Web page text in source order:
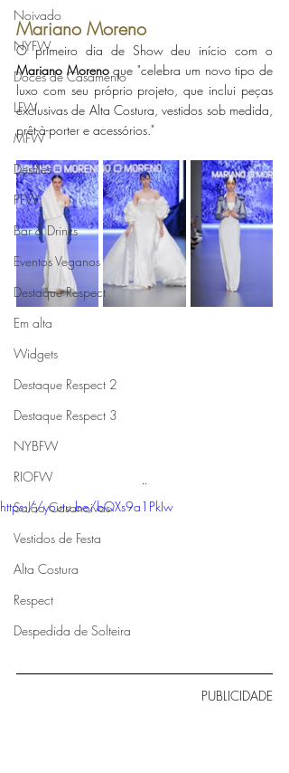
Noivado
NYFW
Doces de Casamento
LFW
MFW
Desfiles
PFW
Bar & Drinks
Eventos Veganos
Destaque Respect
Em alta
Widgets
Destaque Respect 2
Destaque Respect 3
NYBFW
RIOFW
Salão Casanoivas
Vestidos de Festa
Alta Costura
Respect
Despedida de Solteira
Mariano Moreno
Mariano Moreno que "celebra um novo tipo de
luxo com seu próprio projeto, que inclui peças
exclusivas de Alta Costura, vestidos sob medida,
prêt-à-porter e acessórios."
¨
https://youtu.be/bQXs9a1PkIw
PUBLICIDADE